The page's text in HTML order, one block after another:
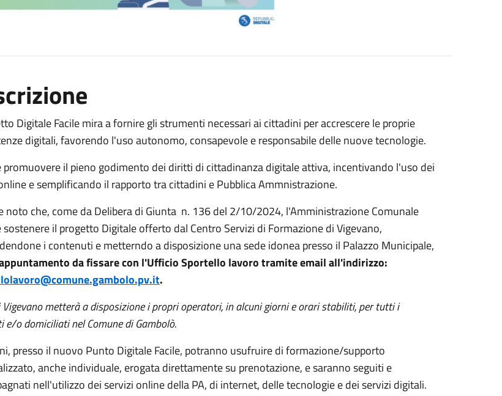
Digitale Facile mira a fornire gli strumenti necessari ai cittadini per accrescere le proprie
digitali, favorendo l'uso autonomo, consapevole e responsabile delle nuove tecnologie.
promuovere il pieno godimento dei diritti di cittadinanza digitale attiva, incentivando l'uso dei
e semplificando il rapporto tra cittadini e Pubblica Ammnistrazione.
noto che, come da Delibera di Giunta n. 136 del 2/10/2024, l'Amministrazione Comunale
il progetto Digitale offerto dal Centro Servizi di Formazione di Vigevano,
i contenuti e metterndo a disposizione una sede idonea presso il Palazzo Municipale,
da fissare con l'Ufficio Sportello lavoro tramite email all'indirizzo:
.
Vigevano metterà a disposizione i propri operatori, in alcuni giorni e orari stabiliti, per tutti i
e/o domiciliati nel Comune di Gambolò.
presso il nuovo Punto Digitale Facile, potranno usufruire di formazione/supporto
anche individuale, erogata direttamente su prenotazione, e saranno seguiti e
nell'utilizzo dei servizi online della PA, di internet, delle tecnologie e dei servizi digitali.